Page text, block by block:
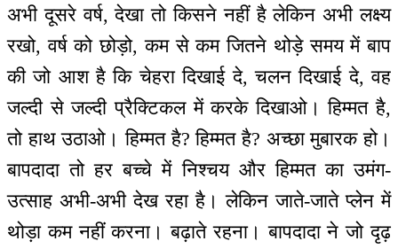
अभी दूसरे वर्ष, देखा तो किसने नहीं है लेकिन अभी लक्ष्य
रखो, वर्ष को छोड़ो, कम से कम जितने थोड़े समय में बाप
की जो आश है कि चेहरा दिखाई दे, चलन दिखाई दे, वह
जल्दी से जल्दी प्रैक्टिकल में करके दिखाओ। हिम्मत है,
तो हाथ उठाओ। हिम्मत है? हिम्मत है? अच्छा मुबारक हो।
बापदादा तो हर बच्चे में निश्चय और हिम्मत का उमंग-
उत्साह अभी-अभी देख रहा है। लेकिन जाते-जाते प्लेन में
थोड़ा कम नहीं करना। बढ़ाते रहना। बापदादा ने जो दृढ़